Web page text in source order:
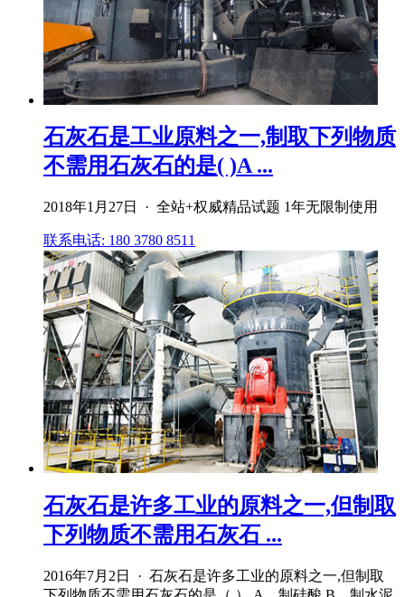
石灰石是工业原料之一,制取下列物质
不需用石灰石的是( )A ...
2018年1月27日 · 全站+权威精品试题 1年无限制使用
联系电话: 180 3780 8511
石灰石是许多工业的原料之一,但制取
下列物质不需用石灰石 ...
2016年7月2日 · 石灰石是许多工业的原料之一,但制取